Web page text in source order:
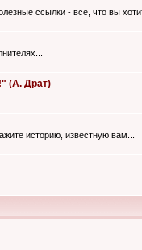
ссылки - все, что вы
(А. Драт)
историю, известную вам...